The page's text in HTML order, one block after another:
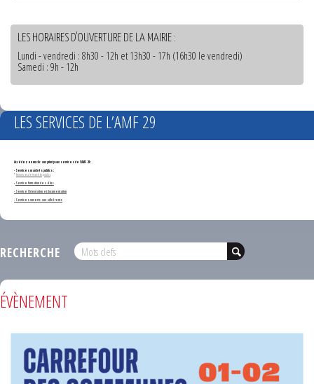
LES HORAIRES D'OUVERTURE DE LA MAIRIE :
Lundi - vendredi : 8h30 - 12h et 13h30 - 17h (16h30 le vendredi)
Samedi : 9h - 12h
LES SERVICES DE L’AMF 29
Accédez en un clic aux principaux services de l'AMF 29 :
- Services marchés publics :
*Annonces de marchés publics
-Service formation des élus
- Service Orientation et documentation
- Services ouverts aux adhérents
RECHERCHE
ÉVÈNEMENT